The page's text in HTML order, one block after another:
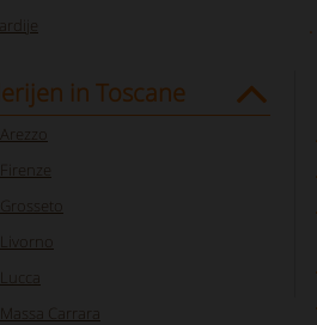
in Toscane
Massa Carrara